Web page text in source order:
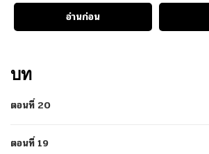
อ่านก่อน
บท
ตอนที่ 20
ตอนที่ 19